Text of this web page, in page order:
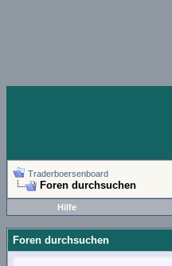
Traderboersenboard
Foren durchsuchen
Hilfe
Foren durchsuchen